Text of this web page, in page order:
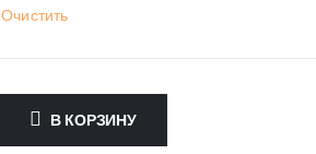
Очистить
В КОРЗИНУ